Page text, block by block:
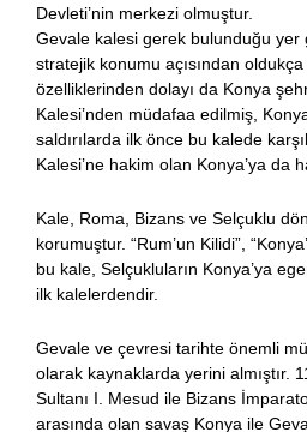
Devleti’nin merkezi olmuştur.
Gevale kalesi gerek bulunduğu yer
stratejik konumu açısından
özelliklerinden dolayı da Konya
Kalesi’nden müdafaa edilmiş,
saldırılarda ilk önce bu kalede
Kalesi’ne hakim olan Konya’ya da
Kale, Roma, Bizans ve Selçuklu
korumuştur. “Rum’un Kilidi”,
bu kale, Selçukluların Konya’ya
ilk kalelerdendir.
Gevale ve çevresi tarihte önemli
olarak kaynaklarda yerini almıştır.
Sultanı I. Mesud ile Bizans
arasında olan savaş Konya ile